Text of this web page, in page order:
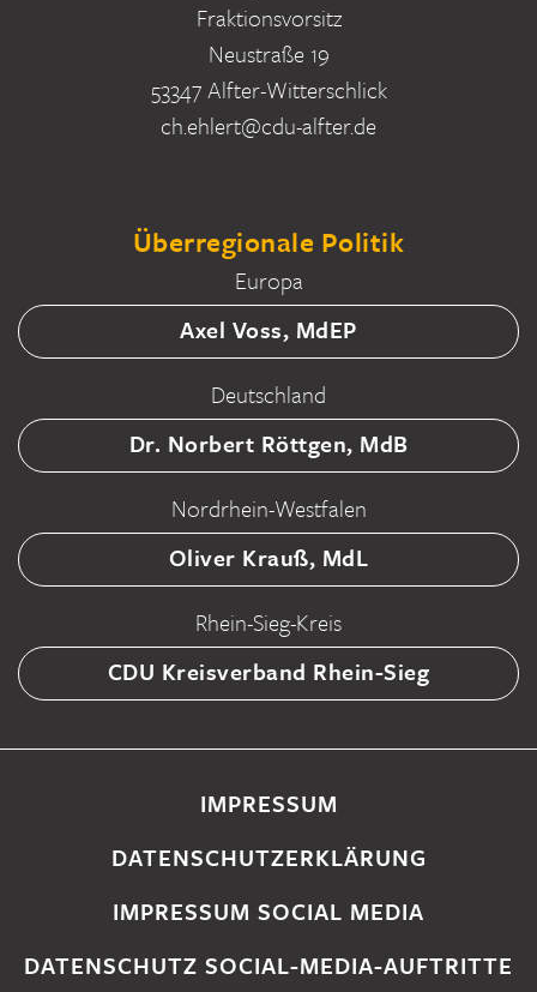
Fraktionsvorsitz
Neustraße 19
53347 Alfter-Witterschlick
ch.ehlert@cdu-alfter.de
Überregionale Politik
Europa
Axel Voss, MdEP
Deutschland
Dr. Norbert Röttgen, MdB
Nordrhein-Westfalen
Oliver Krauß, MdL
Rhein-Sieg-Kreis
CDU Kreisverband Rhein-Sieg
IMPRESSUM
DATENSCHUTZERKLÄRUNG
IMPRESSUM SOCIAL MEDIA
DATENSCHUTZ SOCIAL-MEDIA-AUFTRITTE